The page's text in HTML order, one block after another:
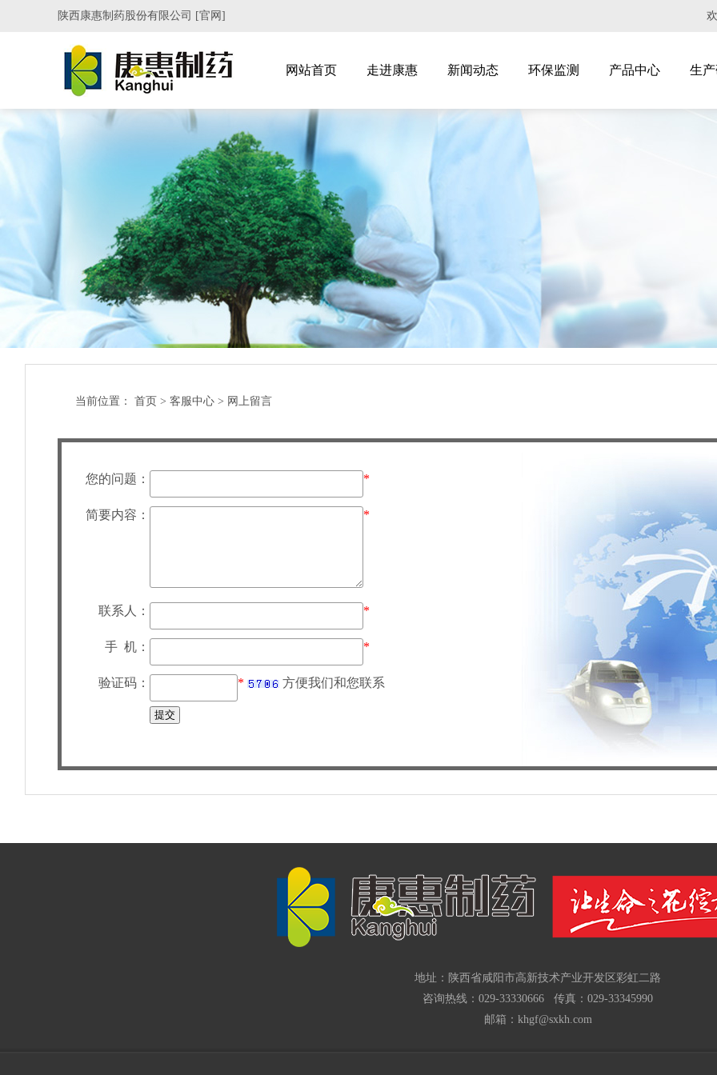
陕西康惠制药股份有限公司 [官网]
网站首页 走进康惠 新闻动态 环保监测 产品中心 生
当前位置： 首页 > 客服中心 > 网上留言
您的问题： *
简要内容： *
联系人： *
手 机： *
验证码： * 方便我们和您联系
地址：陕西省咸阳市高新技术产业开发区彩虹二路
咨询热线：029-33330666 传真：029-33345990
邮箱：khgf@sxkh.com